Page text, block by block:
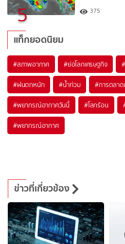
5 375
แท็กยอดนิยม
#สภาพอากาศ #ย่อโลกเศรษฐกิจ
#ฝนตกหนัก #น้ำท่วม #การตลาด
#พยากรณ์อากาศวันนี้ #โลกร้อน
#พยากรณ์อากาศ
ข่าวที่เกี่ยวข้อง